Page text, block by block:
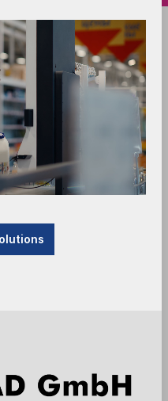
Informationen:
Fachhändlern der
Verbrauchern als
gestellt -
ist als B2B
die QUAD
Bezugsquellen.
als
und stellen keine